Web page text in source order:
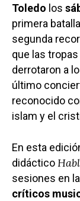
Toledo los
primera batalla
segunda
que las
derrotaron a
último
reconocido
islam y el
En esta
didáctico
sesiones en
críticos